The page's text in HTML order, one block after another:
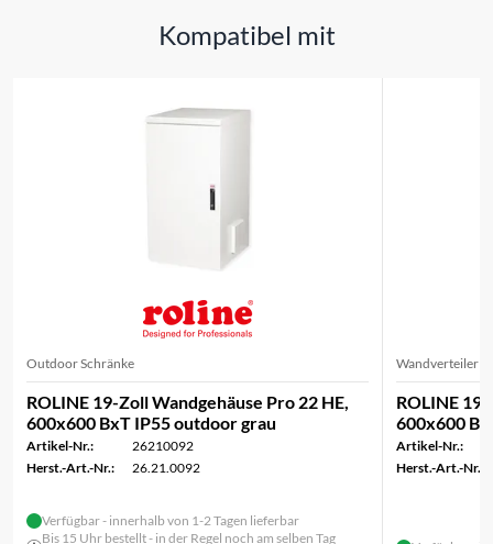
Kompatibel mit
Outdoor Schränke
ROLINE 19-Zoll Wandgehäuse Pro 22 HE,
600x600 BxT IP55 outdoor grau
Artikel-Nr.:
26210092
Herst.-Art.-Nr.:
26.21.0092
Verfügbar - innerhalb von 1-2 Tagen lieferbar
Bis 15 Uhr bestellt - in der Regel noch am selben Tag
Wandverteiler /
ROLINE
600x600
Artikel-Nr.:
Herst.-Art.-Nr.: